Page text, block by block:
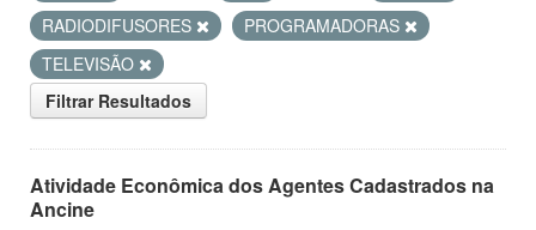
RADIODIFUSORES
PROGRAMADORAS
TELEVISÃO
Filtrar Resultados
Atividade Econômica dos Agentes Cadastrados na
Ancine